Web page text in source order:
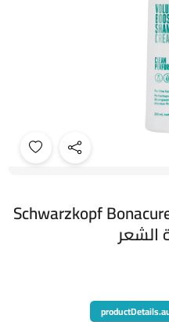
Schwarzkopf